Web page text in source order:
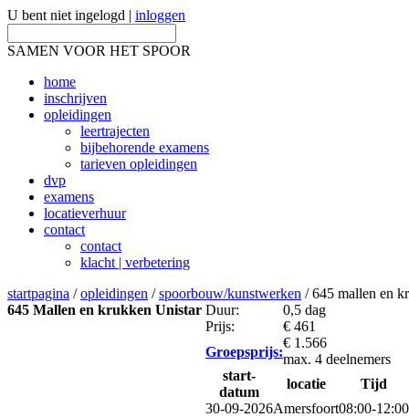
U bent niet ingelogd | inloggen
SAMEN VOOR HET SPOOR
home
inschrijven
opleidingen
leertrajecten
bijbehorende examens
tarieven opleidingen
dvp
examens
locatieverhuur
contact
contact
klacht | verbetering
startpagina /opleidingen /spoorbouw/kunstwerken / 645 mallen en
645 Mallen en krukken Unistar Duur:
0,5 dag
Prijs:
€ 461
Groepsprijs:
€ 1.566
max. 4 deelnemers
start-
datum
locatie
Tijd
30-09-2026Amersfoort08:00-12:00